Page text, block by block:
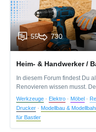
55 730
Heim- & Handwerker /
In diesem Forum findest Du
Renovieren wissen musst.
Werkzeuge · Elektro · Möbel ·
Drucker · Modellbau &
für Bastler